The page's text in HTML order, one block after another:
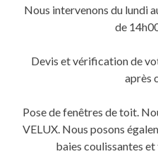
fenêtre)
Nous intervenons du lundi
de
Devis et vérification de
après
Pose de fenêtres de toit.
VELUX. Nous posons
baies coulissantes